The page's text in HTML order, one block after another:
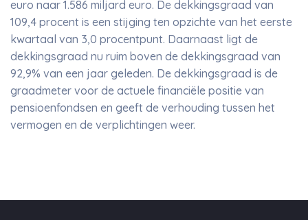
euro naar 1.586 miljard euro. De dekkingsgraad van
109,4 procent is een stijging ten opzichte van het eerste
kwartaal van 3,0 procentpunt. Daarnaast ligt de
dekkingsgraad nu ruim boven de dekkingsgraad van
92,9% van een jaar geleden. De dekkingsgraad is de
graadmeter voor de actuele financiële positie van
pensioenfondsen en geeft de verhouding tussen het
vermogen en de verplichtingen weer.